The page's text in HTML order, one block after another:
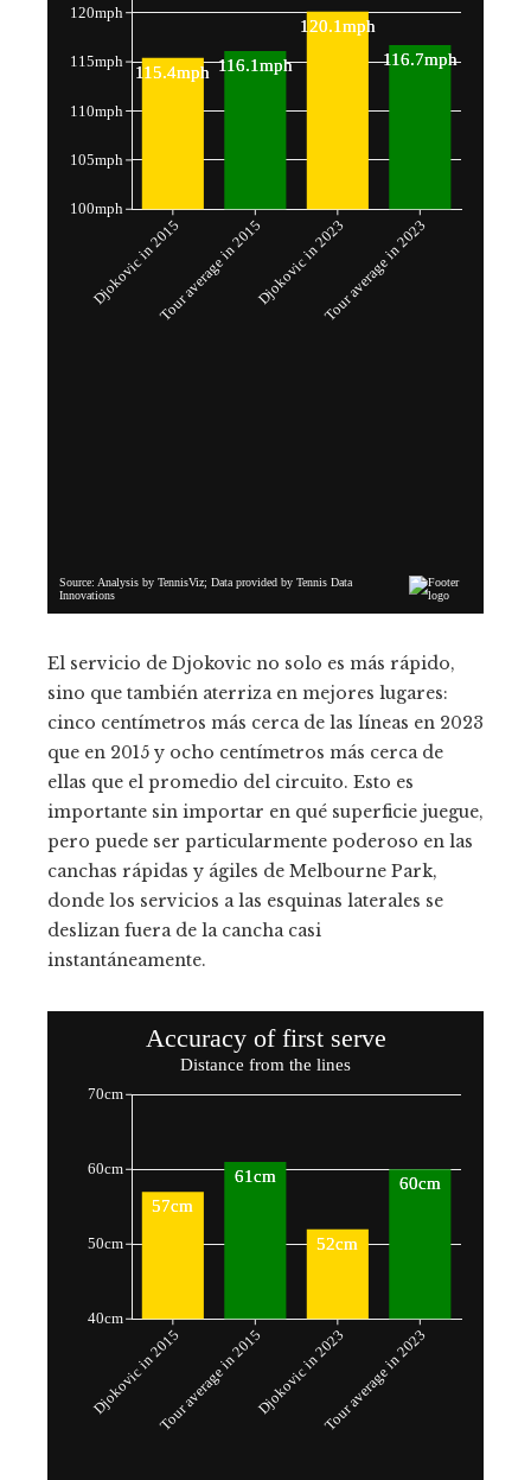
El servicio de Djokovic no solo es más rápido,
sino que también aterriza en mejores lugares:
cinco centímetros más cerca de las líneas en 2023
que en 2015 y ocho centímetros más cerca de
ellas que el promedio del circuito. Esto es
importante sin importar en qué superficie juegue,
pero puede ser particularmente poderoso en las
canchas rápidas y ágiles de Melbourne Park,
donde los servicios a las esquinas laterales se
deslizan fuera de la cancha casi
instantáneamente.